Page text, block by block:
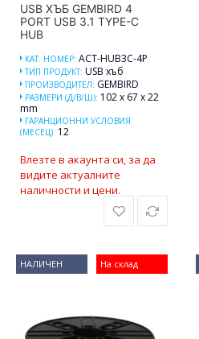
USB ХЪБ GEMBIRD 4
PORT USB 3.1 TYPE-C
HUB
КАТ. НОМЕР: ACT-HUB3C-4P
ТИП ПРОДУКТ: USB хъб
ПРОИЗВОДИТЕЛ: GEMBIRD
РАЗМЕРИ (Д/В/Ш): 102 x 67 x 22
mm
ГАРАНЦИОННИ УСЛОВИЯ
(МЕСЕЦ): 12
Влезте в акаунта си, за да
видите актуалните
наличности и цени.
На склад
НАЛИЧЕН